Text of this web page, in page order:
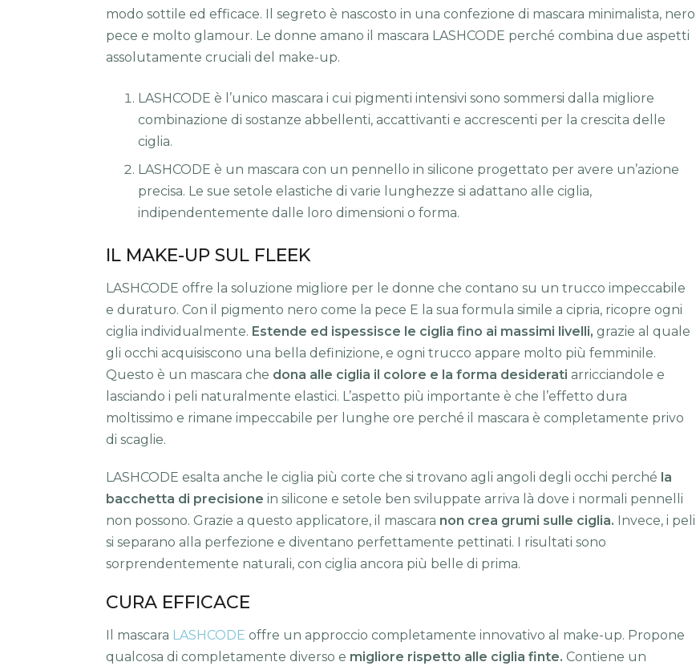
modo sottile ed efficace. Il segreto è nascosto in una confezione di mascara minimalista, nero
pece e molto glamour. Le donne amano il mascara LASHCODE perché combina due aspetti
assolutamente cruciali del make-up.
LASHCODE è l’unico mascara i cui pigmenti intensivi sono sommersi dalla migliore
combinazione di sostanze abbellenti, accattivanti e accrescenti per la crescita delle
ciglia.
LASHCODE è un mascara con un pennello in silicone progettato per avere un’azione
precisa. Le sue setole elastiche di varie lunghezze si adattano alle ciglia,
indipendentemente dalle loro dimensioni o forma.
IL MAKE-UP SUL FLEEK
LASHCODE offre la soluzione migliore per le donne che contano su un trucco impeccabile
e duraturo. Con il pigmento nero come la pece E la sua formula simile a cipria, ricopre ogni
ciglia individualmente. Estende ed ispessisce le ciglia fino ai massimi livelli, grazie al quale
gli occhi acquisiscono una bella definizione, e ogni trucco appare molto più femminile.
Questo è un mascara che dona alle ciglia il colore e la forma desiderati arricciandole e
lasciando i peli naturalmente elastici. L’aspetto più importante è che l’effetto dura
moltissimo e rimane impeccabile per lunghe ore perché il mascara è completamente privo
di scaglie.
LASHCODE esalta anche le ciglia più corte che si trovano agli angoli degli occhi perché la
bacchetta di precisione in silicone e setole ben sviluppate arriva là dove i normali pennelli
non possono. Grazie a questo applicatore, il mascara non crea grumi sulle ciglia. Invece, i peli
si separano alla perfezione e diventano perfettamente pettinati. I risultati sono
sorprendentemente naturali, con ciglia ancora più belle di prima.
CURA EFFICACE
Il mascara LASHCODE offre un approccio completamente innovativo al make-up. Propone
qualcosa di completamente diverso e migliore rispetto alle ciglia finte. Contiene un